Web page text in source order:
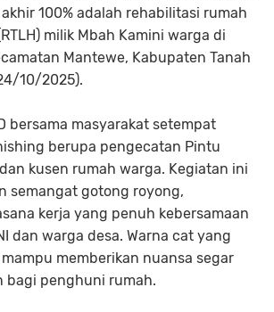
100% adalah rehabilitasi rumah
milik Mbah Kamini warga di
Mantewe, Kabupaten Tanah
10/2025).
bersama masyarakat setempat
berupa pengecatan Pintu
kusen rumah warga. Kegiatan ini
semangat gotong royong,
kerja yang penuh kebersamaan
dan warga desa. Warna cat yang
memberikan nuansa segar
bagi penghuni rumah.